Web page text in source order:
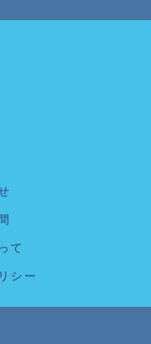
て
シー